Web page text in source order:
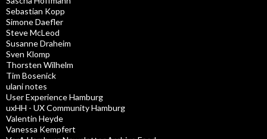
Sebastian Kopp
Simone Daefler
Steve McLeod
Susanne Draheim
Sven Klomp
Thorsten Wilhelm
Tim Bosenick
ulani notes
User Experience Hamburg
uxHH - UX Community Hamburg
Valentin Heyde
Vanessa Kempfert